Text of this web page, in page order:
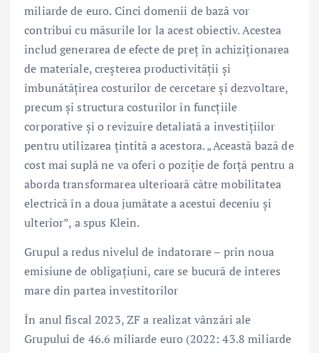
miliarde de euro. Cinci domenii de bază vor
contribui cu măsurile lor la acest obiectiv. Acestea
includ generarea de efecte de preț în achiziționarea
de materiale, creșterea productivității și
îmbunătățirea costurilor de cercetare și dezvoltare,
precum și structura costurilor în funcțiile
corporative și o revizuire detaliată a investițiilor
pentru utilizarea țintită a acestora. „Această bază de
cost mai suplă ne va oferi o poziție de forță pentru a
aborda transformarea ulterioară către mobilitatea
electrică în a doua jumătate a acestui deceniu și
ulterior”, a spus Klein.
Grupul a redus nivelul de îndatorare – prin noua
emisiune de obligațiuni, care se bucură de interes
mare din partea investitorilor
În anul fiscal 2023, ZF a realizat vânzări ale
Grupului de 46.6 miliarde euro (2022: 43.8 miliarde